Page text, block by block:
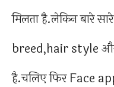
मिलता है.लेकिन बारे
breed,hair style
है.चलिए फिर Face